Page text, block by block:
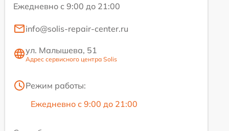
Ежедневно с 9:00 до 21:00
info@solis-repair-center.ru
ул. Малышева, 51
Адрес сервисного центра Solis
Режим работы:
Ежедневно с 9:00 до 21:00